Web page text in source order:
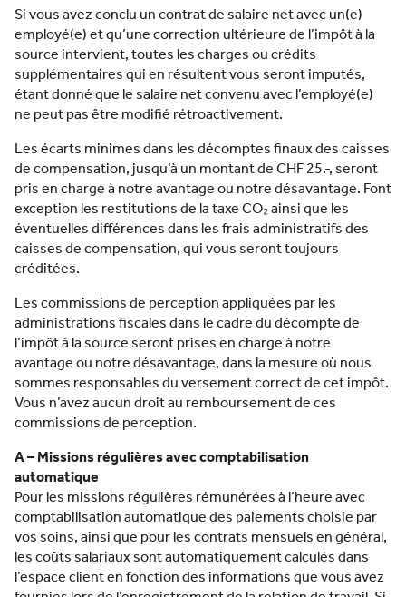
Si vous avez conclu un contrat de salaire net avec un(e)
employé(e) et qu’une correction ultérieure de l’impôt à la
source intervient, toutes les charges ou crédits
supplémentaires qui en résultent vous seront imputés,
étant donné que le salaire net convenu avec l’employé(e)
ne peut pas être modifié rétroactivement.
Les écarts minimes dans les décomptes finaux des caisses
de compensation, jusqu’à un montant de CHF 25.-, seront
pris en charge à notre avantage ou notre désavantage. Font
exception les restitutions de la taxe CO₂ ainsi que les
éventuelles différences dans les frais administratifs des
caisses de compensation, qui vous seront toujours
créditées.
Les commissions de perception appliquées par les
administrations fiscales dans le cadre du décompte de
l’impôt à la source seront prises en charge à notre
avantage ou notre désavantage, dans la mesure où nous
sommes responsables du versement correct de cet impôt.
Vous n’avez aucun droit au remboursement de ces
commissions de perception.
A – Missions régulières avec comptabilisation
automatique
Pour les missions régulières rémunérées à l’heure avec
comptabilisation automatique des paiements choisie par
vos soins, ainsi que pour les contrats mensuels en général,
les coûts salariaux sont automatiquement calculés dans
l’espace client en fonction des informations que vous avez